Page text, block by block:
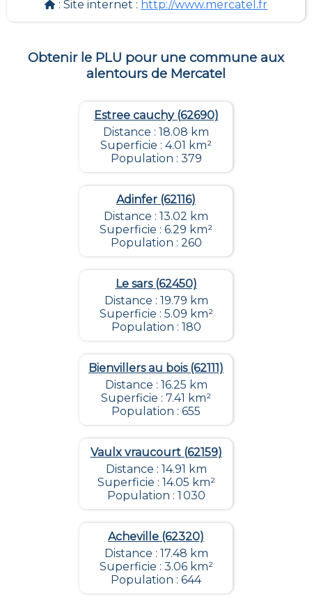
: Site internet : http://www.mercatel.fr
Obtenir le PLU pour une commune aux
alentours de Mercatel
Estree cauchy (62690)
Distance : 18.08 km
Superficie : 4.01 km²
Population : 379
Adinfer (62116)
Distance : 13.02 km
Superficie : 6.29 km²
Population : 260
Le sars (62450)
Distance : 19.79 km
Superficie : 5.09 km²
Population : 180
Bienvillers au bois (62111)
Distance : 16.25 km
Superficie : 7.41 km²
Population : 655
Vaulx vraucourt (62159)
Distance : 14.91 km
Superficie : 14.05 km²
Population : 1 030
Acheville (62320)
Distance : 17.48 km
Superficie : 3.06 km²
Population : 644